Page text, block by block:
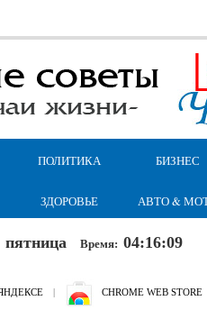
ПОЛИТИКА БИЗНЕС
ЗДОРОВЬЕ АВТО &
пятница Время: 04:16:10
| CHROME WEB STORE